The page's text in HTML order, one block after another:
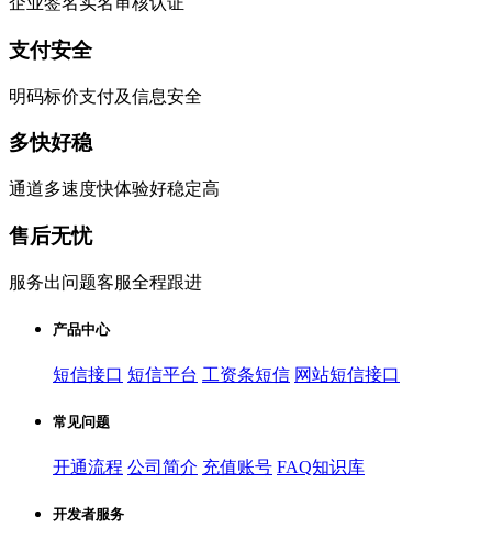
支付安全
明码标价支付及信息安全
多快好稳
通道多速度快体验好稳定高
售后无忧
服务出问题客服全程跟进
产品中心
短信接口 短信平台 工资条短信 网站短信接口
常见问题
开通流程 公司简介 充值账号 FAQ知识库
开发者服务